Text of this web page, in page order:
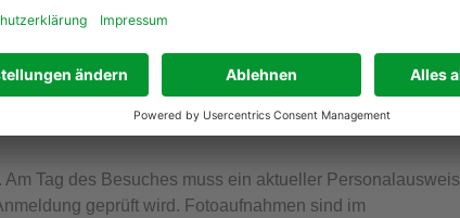
ausgebildet, an der Provadis-Hochschule
bis Dienstag, 10. Dezember, 16 Uhr, unter
Tag des Besuches muss ein aktueller Personalausweis
geprüft wird. Fotoaufnahmen sind im